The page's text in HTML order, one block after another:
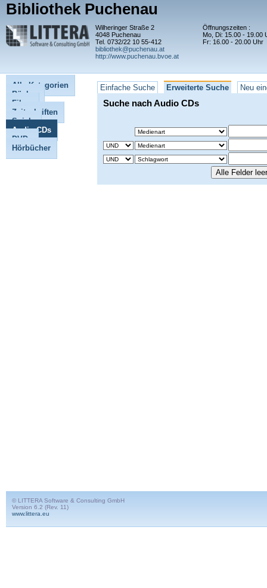
Bibliothek Puchenau
Wilheringer Straße 2
4048 Puchenau
Tel. 0732/22 10 55-412
bibliothek@puchenau.at
http://www.puchenau.bvoe.at
Öffnungszeiten :
Mo, Di: 15.00 - 19.00
Fr: 16.00 - 20.00 Uhr
Einfache Suche Erweiterte Suche Neu
Suche nach Audio CDs
Alle Kategorien
Bücher
Filme
Zeitschriften
Spiele
Audio CDs
DVDs
Hörbücher
© LITTERA Software & Consulting GmbH
Version 6.2 (Rev. 11)
www.littera.eu